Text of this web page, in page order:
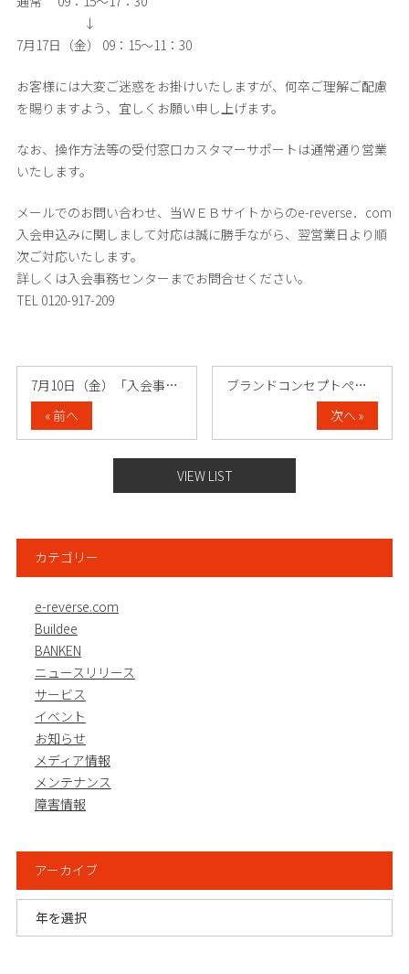
↓
7月17日（金） 09：15～11：30
お客様には大変ご迷惑をお掛けいたしますが、何卒ご理解ご配慮
を賜りますよう、宜しくお願い申し上げます。
なお、操作方法等の受付窓口カスタマーサポートは通常通り営業
いたします。
メールでのお問い合わせ、当ＷＥＢサイトからのe-reverse．com
入会申込みに関しまして対応は誠に勝手ながら、翌営業日より順
次ご対応いたします。
詳しくは入会事務センターまでお問合せください。
TEL 0120-917-209
7月10日（金）「入会事務センター」受付……
« 前へ
ブランドコンセプトページを公開しました。
次へ »
VIEW LIST
カテゴリー
e-reverse.com
Buildee
BANKEN
ニュースリリース
サービス
イベント
お知らせ
メディア情報
メンテナンス
障害情報
アーカイブ